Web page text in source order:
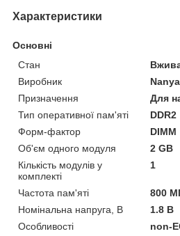
Характеристики
Основні
Стан
Виробник
Nanya
Призначення
Для
Тип оперативної пам'яті
DDR2
Форм-фактор
DIMM
Об'єм одного модуля
2 GB
Кількість модулів у
комплекті
1
Частота пам'яті
800
Номінальна напруга, В
1.8 В
Особливості
non-